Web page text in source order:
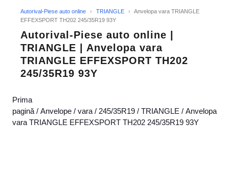
Autorival-Piese auto online › TRIANGLE ›
Anvelopa vara TRIANGLE
EFFEXSPORT TH202 245/35R19 93Y
Autorival-Piese auto online |
TRIANGLE | Anvelopa vara
TRIANGLE EFFEXSPORT TH202
245/35R19 93Y
Prima
pagină / Anvelope / vara / 245/35R19 / TRIANGLE / Anvelopa
vara TRIANGLE EFFEXSPORT TH202 245/35R19 93Y